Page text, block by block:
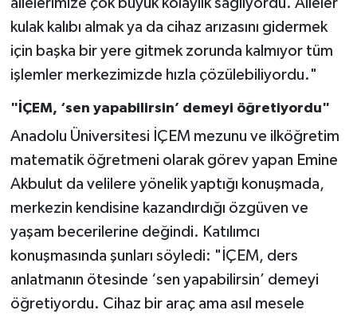
ailelerimize çok büyük kolaylık sağlıyordu. Aileler
kulak kalıbı almak ya da cihaz arızasını gidermek
için başka bir yere gitmek zorunda kalmıyor tüm
işlemler merkezimizde hızla çözülebiliyordu."
"İÇEM, ‘sen yapabilirsin’ demeyi öğretiyordu"
Anadolu Üniversitesi İÇEM mezunu ve ilköğretim
matematik öğretmeni olarak görev yapan Emine
Akbulut da velilere yönelik yaptığı konuşmada,
merkezin kendisine kazandırdığı özgüven ve
yaşam becerilerine değindi. Katılımcı
konuşmasında şunları söyledi: "İÇEM, ders
anlatmanın ötesinde ‘sen yapabilirsin’ demeyi
öğretiyordu. Cihaz bir araç ama asıl mesele